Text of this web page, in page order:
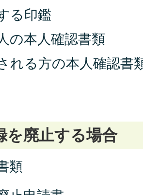
る印鑑
の本人確認書類
れる方の本人確認書
を廃止する場合
類